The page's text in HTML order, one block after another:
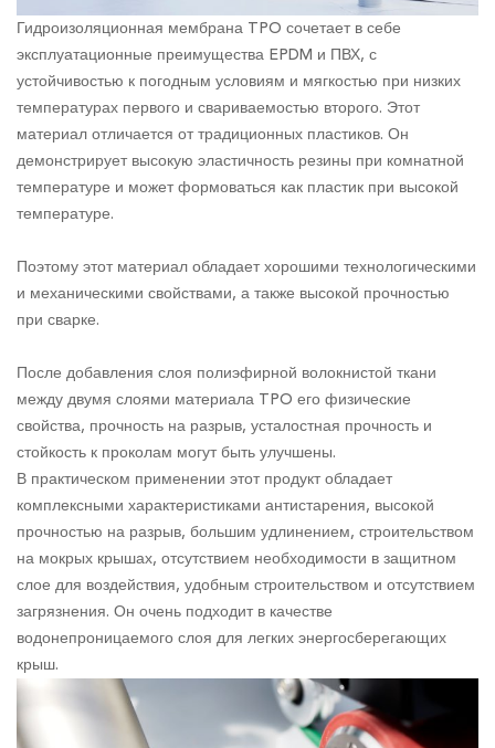
Гидроизоляционная мембрана TPO сочетает в себе
эксплуатационные преимущества EPDM и ПВХ, с
устойчивостью к погодным условиям и мягкостью при низких
температурах первого и свариваемостью второго. Этот
материал отличается от традиционных пластиков. Он
демонстрирует высокую эластичность резины при комнатной
температуре и может формоваться как пластик при высокой
температуре.
Поэтому этот материал обладает хорошими технологическими
и механическими свойствами, а также высокой прочностью
при сварке.
После добавления слоя полиэфирной волокнистой ткани
между двумя слоями материала TPO его физические
свойства, прочность на разрыв, усталостная прочность и
стойкость к проколам могут быть улучшены.
В практическом применении этот продукт обладает
комплексными характеристиками антистарения, высокой
прочностью на разрыв, большим удлинением, строительством
на мокрых крышах, отсутствием необходимости в защитном
слое для воздействия, удобным строительством и отсутствием
загрязнения. Он очень подходит в качестве
водонепроницаемого слоя для легких энергосберегающих
крыш.